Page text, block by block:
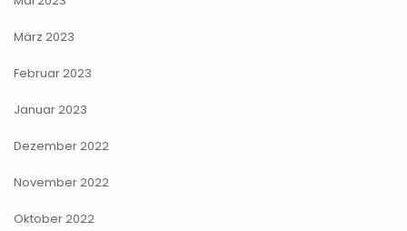
März 2023
Februar 2023
Januar 2023
Dezember 2022
November 2022
Oktober 2022